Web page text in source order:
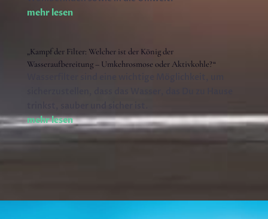
mehr lesen
„Kampf der Filter: Welcher ist der König der
Wasseraufbereitung – Umkehrosmose oder Aktivkohle?“
mehr lesen